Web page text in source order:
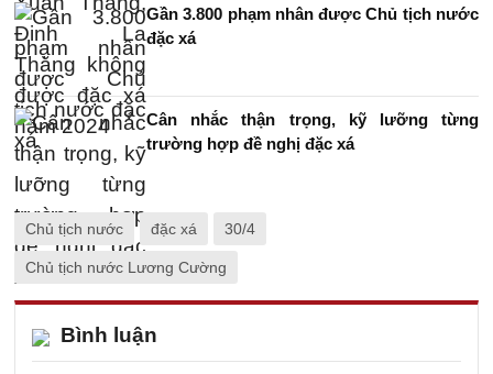
Gần 3.800 phạm nhân được Chủ tịch nước
đặc xá
Cân nhắc thận trọng, kỹ lưỡng từng
trường hợp đề nghị đặc xá
Chủ tịch nước đặc xá 30/4
Chủ tịch nước Lương Cường
Bình luận